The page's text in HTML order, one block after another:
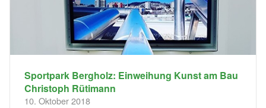
Sportpark Bergholz: Einweihung Kunst am Bau
Christoph Rütimann
10. Oktober 2018